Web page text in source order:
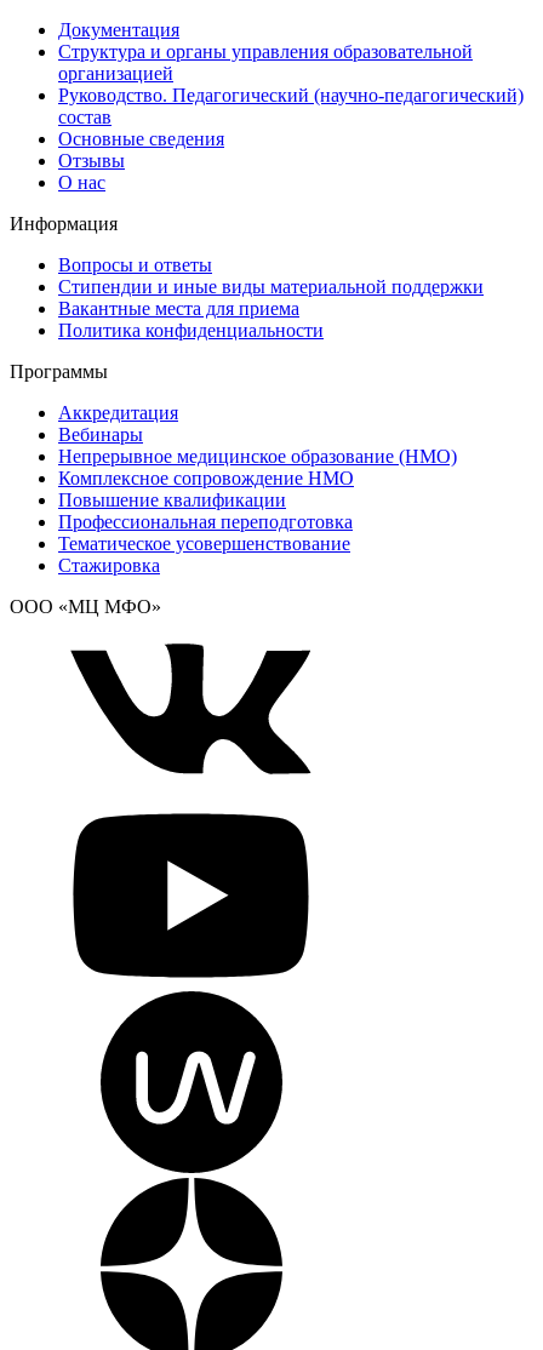
Документация
Структура и органы управления образовательной
организацией
Руководство. Педагогический (научно-педагогический)
состав
Основные сведения
Отзывы
О нас
Информация
Вопросы и ответы
Стипендии и иные виды материальной поддержки
Вакантные места для приема
Политика конфиденциальности
Программы
Аккредитация
Вебинары
Непрерывное медицинское образование (НМО)
Комплексное сопровождение НМО
Повышение квалификации
Профессиональная переподготовка
Тематическое усовершенствование
Стажировка
ООО «МЦ МФО»